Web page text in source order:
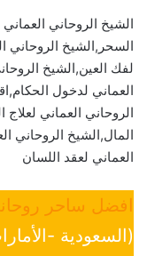
الشيخ الروحاني
السحر,الشيخ الروحاني
لفك العين,الشيخ
العماني لدخول
الروحاني العماني لعلاج
المال,الشيخ الروحاني
العماني لعقد اللسان
افضل ساحر
(السعودية -